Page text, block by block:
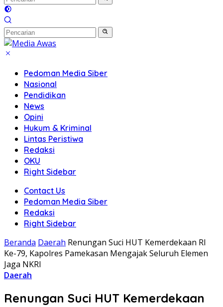
Pedoman Media Siber
Nasional
Pendidikan
News
Opini
Hukum & Kriminal
Lintas Peristiwa
Redaksi
OKU
Right Sidebar
Contact Us
Pedoman Media Siber
Redaksi
Right Sidebar
Beranda Daerah Renungan Suci HUT Kemerdekaan RI
Ke-79, Kapolres Pamekasan Mengajak Seluruh Elemen
Jaga NKRI
Daerah
Renungan Suci HUT Kemerdekaan